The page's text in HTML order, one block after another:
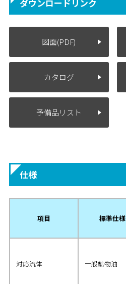
ダウンロードリンク
図面(PDF)
カタログ
予備品リスト
仕様
項目 標準仕様
対応流体 一般鉱物油